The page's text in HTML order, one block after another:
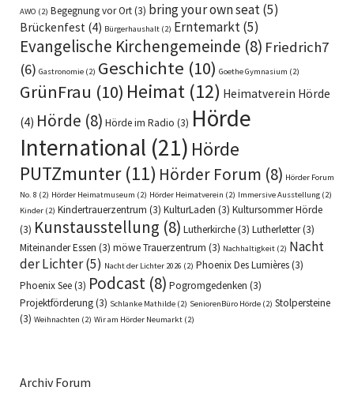
AWO (2) Begegnung vor Ort(3) bring your own seat(5)
Brückenfest (4) Bürgerhaushalt (2) Erntemarkt(5)
Evangelische Kirchengemeinde (8) Friedrich7
(6) Gastronomie (2) Geschichte (10) Goethe Gymnasium (2)
GrünFrau (10) Heimat (12) Heimatverein Hörde
(4) Hörde (8) Hörde im Radio (3) Hörde
International (21) Hörde
PUTZmunter(11) Hörder Forum (8) Hörder Forum
No. 8 (2) Hörder Heimatmuseum (2) Hörder Heimatverein (2) Immersive Ausstellung (2)
Kinder (2) Kindertrauerzentrum (3) KulturLaden (3) Kultursommer Hörde
(3) Kunstausstellung (8) Lutherkirche(3) Lutherletter(3)
Miteinander Essen (3) möwe Trauerzentrum (3) Nachhaltigkeit (2) Nacht
der Lichter(5) Nacht der Lichter 2026 (2) Phoenix Des Lumières(3)
Phoenix See(3) Podcast (8) Pogromgedenken (3)
Projektförderung(3) Schlanke Mathilde (2) SeniorenBüro Hörde (2) Stolpersteine
(3) Weihnachten (2) Wir am Hörder Neumarkt (2)
Archiv Forum